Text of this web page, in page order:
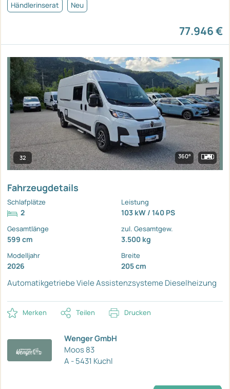
Händlerinserat Neu
77.946 €
32 360°
Fahrzeugdetails
Schlafplätze
2
Leistung
103 kW / 140 PS
Gesamtlänge
599 cm
zul. Gesamtgew.
3.500 kg
Modelljahr
2026
Breite
205 cm
AutomatikgetriebeViele Assistenzsysteme Dieselheizung
Merken Teilen Drucken
Wenger GmbH
Moos 83
A - 5431 Kuchl